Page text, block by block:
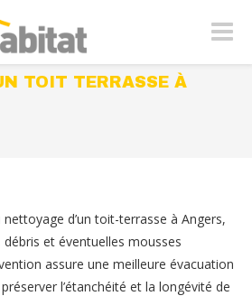
-
TOIT TERRASSE À
d’un toit-terrasse à Angers,
et éventuelles mousses
assure une meilleure évacuation
l’étanchéité et la longévité de